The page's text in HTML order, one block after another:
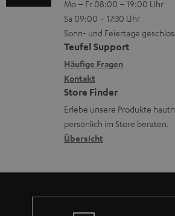
t
e
r
l
a
d
e
n
o
n
e
n
z
u
r
G
r
a
-
L
e
x
i
k
o
n
n
t
a
k
t
d
a
t
n
Mo – Fr 08:00 – 19:00 Uhr
Sa 09:00 – 17:30 Uhr
Sonn- und Feiertage
Teufel Support
Häufige Fragen
Kontakt
Store Finder
Erlebe unsere Produkte
persönlich im Store beraten.
Übersicht